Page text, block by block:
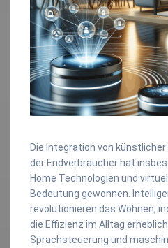
Die Integration von
der Endverbraucher hat
Home Technologien und
Bedeutung gewonnen.
revolutionieren das Wohnen,
die Effizienz im Alltag
Sprachsteuerung und